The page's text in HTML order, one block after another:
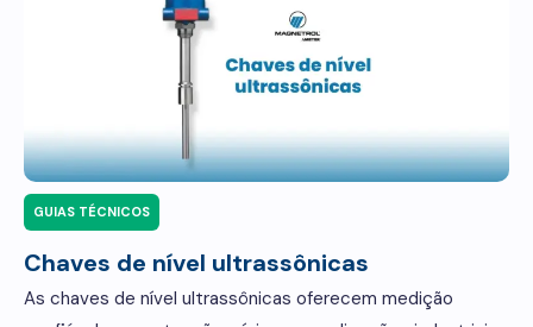
GUIAS TÉCNICOS
Chaves de nível ultrassônicas
As chaves de nível ultrassônicas oferecem medição